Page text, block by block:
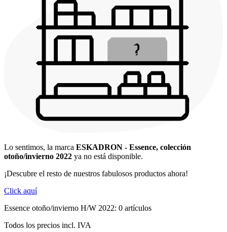
Lo sentimos, la marca ESKADRON - Essence, colección
otoño/invierno 2022 ya no está disponible.
¡Descubre el resto de nuestros fabulosos productos ahora!
Click aquí
Essence otoño/invierno H/W 2022: 0 artículos
Todos los precios incl. IVA